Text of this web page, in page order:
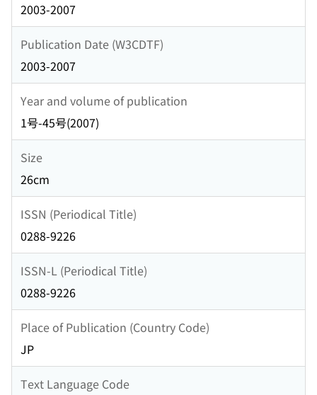
2003-2007
Publication Date (W3CDTF)
2003-2007
Year and volume of publication
1号-45号(2007)
Size
26cm
ISSN (Periodical Title)
0288-9226
ISSN-L (Periodical Title)
0288-9226
Place of Publication (Country Code)
JP
Text Language Code